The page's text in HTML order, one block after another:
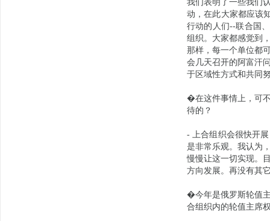
我们表明了一些我们
动，在此大家都应该
行动的人们--联合国
组织。大家都感觉到
那样，每一个单位都
会几天召开的阿富汗
于区域性方式和共同
�在这件事情上，可
待的？
- 上合组织会很快开
是非常乐观。我认为
慢慢让这一切实现。
方向发展。再没有其
�今年是俄罗斯轮值
合组织内的轮值主席